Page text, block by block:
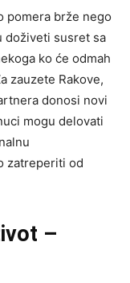
pomera brže nego
doživeti susret sa
ko će odmah
zauzete Rakove,
donosi novi
mogu delovati
zatreperiti od
–